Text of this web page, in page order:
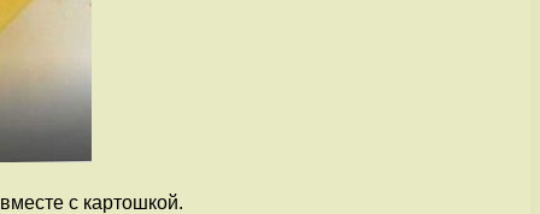
с картошкой.